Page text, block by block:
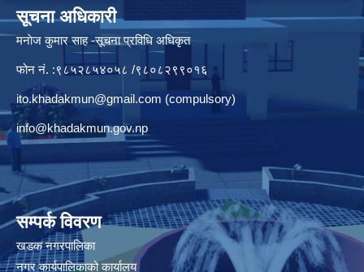
सूचना अधिकारी
मनाेज कुमार साह -सूचना प्रविधि अधिकृत
फोन नं. :९८५२८५४०५८ /९८०८२९९०१६
ito.khadakmun@gmail.com (compulsory)
info@khadakmun.gov.np
सम्पर्क विवरण
खडक नगरपालिका
नगर कार्यपालिकाको कार्यालय